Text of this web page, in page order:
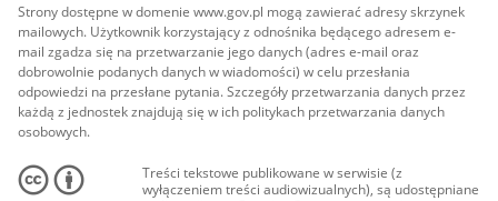
Strony dostępne w domenie www.gov.pl mogą zawierać adresy skrzynek
mailowych. Użytkownik korzystający z odnośnika będącego adresem e-
mail zgadza się na przetwarzanie jego danych (adres e-mail oraz
dobrowolnie podanych danych w wiadomości) w celu przesłania
odpowiedzi na przesłane pytania. Szczegóły przetwarzania danych przez
każdą z jednostek znajdują się w ich politykach przetwarzania danych
osobowych.
Treści tekstowe publikowane w serwisie (z
wyłączeniem treści audiowizualnych), są udostępniane